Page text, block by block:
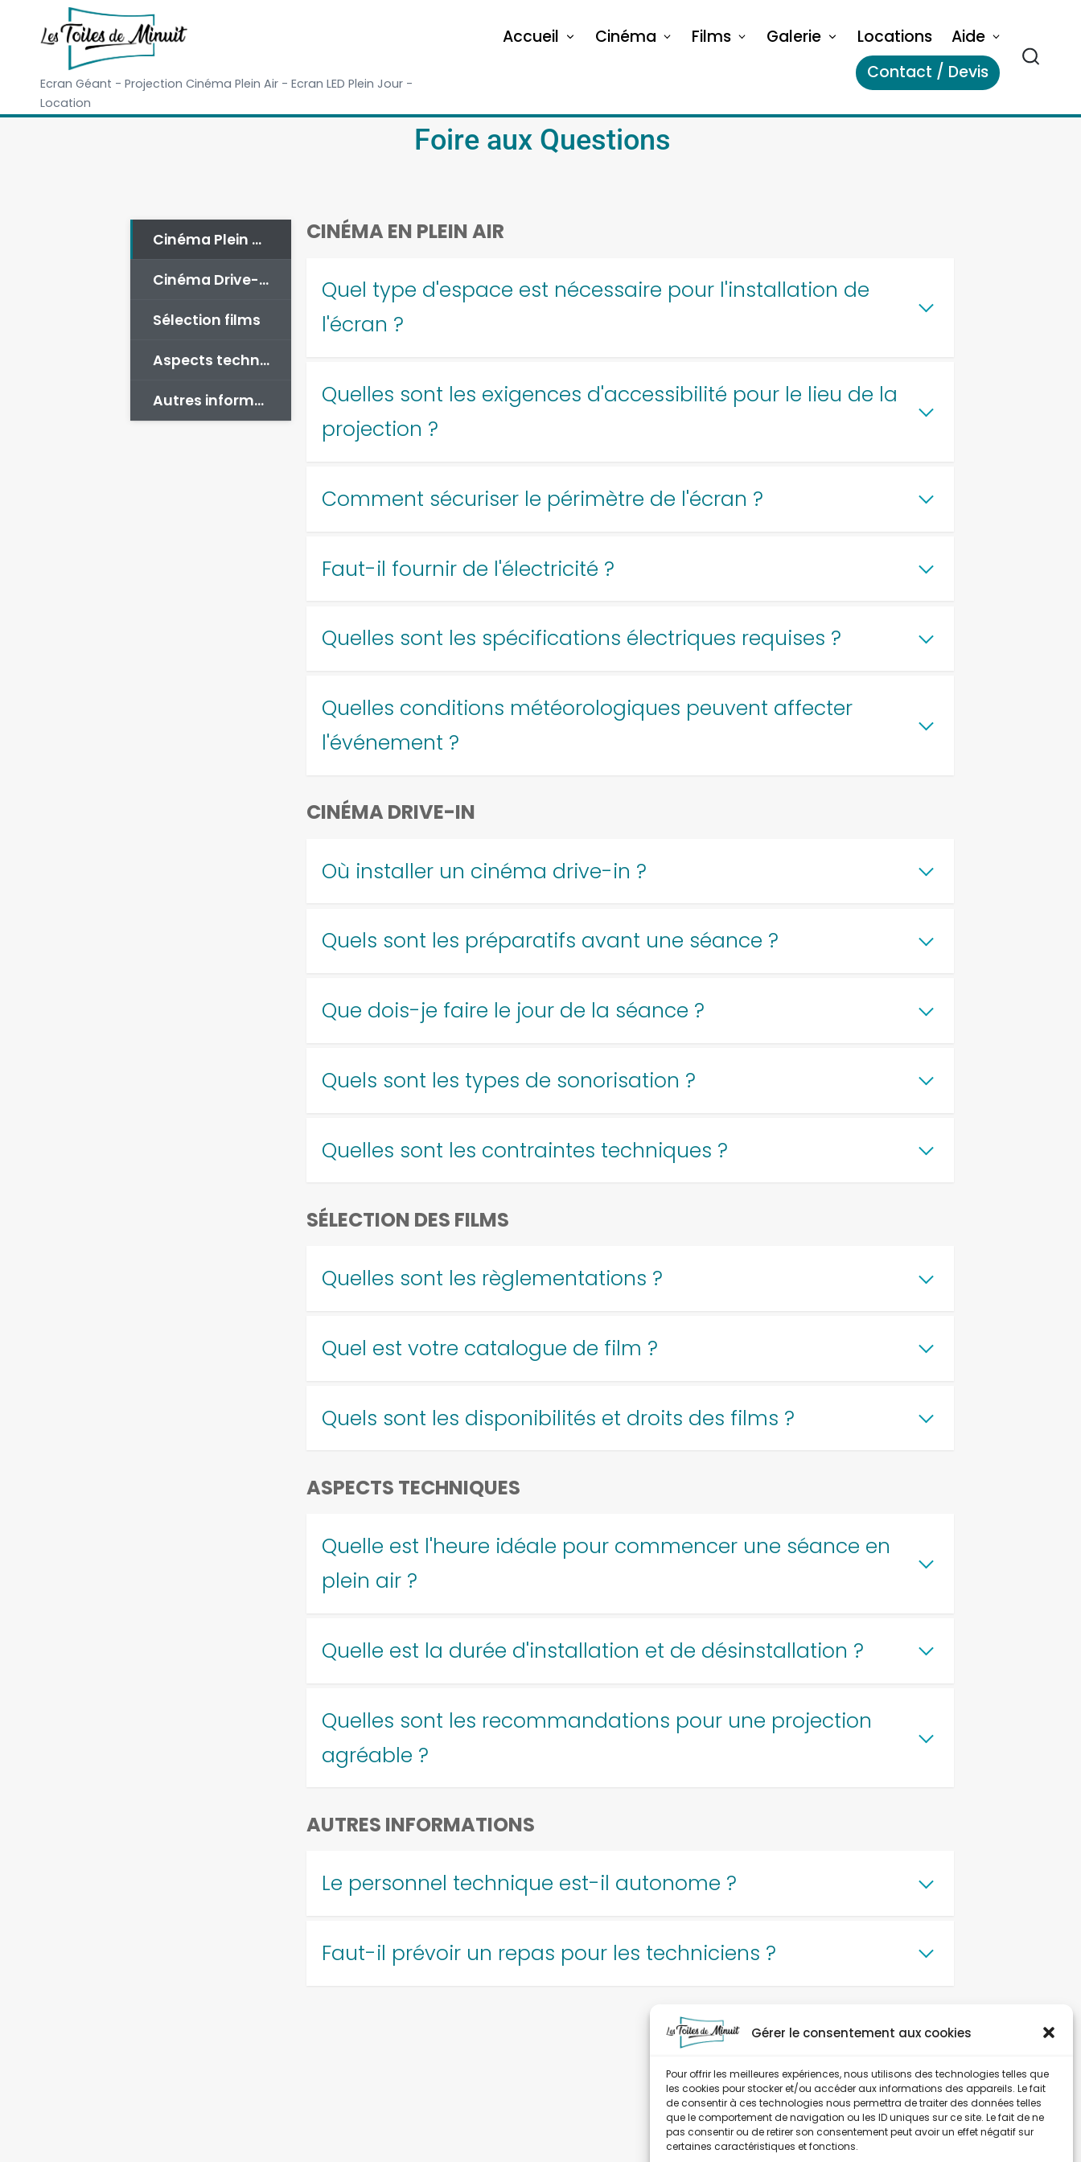
Gérer le consentement aux cookies
Pour offrir les meilleures expériences, nous utilisons des technologies telles que
les cookies pour stocker et/ou accéder aux informations des appareils. Le fait
de consentir à ces technologies nous permettra de traiter des données telles
que le comportement de navigation ou les ID uniques sur ce site. Le fait de ne
pas consentir ou de retirer son consentement peut avoir un effet négatif sur
certaines caractéristiques et fonctions.
Ecran Géant - Projection Cinéma Plein Air - Ecran LED Plein Jour -
Location
Accueil Cinéma Films Galerie Locations
Aide
Contact / Devis
Foire aux Questions
Cinéma Plein Air
Cinéma Drive-In
Sélection films
Aspects techniques
Autres informations
CINÉMA EN PLEIN AIR
Quel type d'espace est nécessaire pour l'installation de
l'écran ?
Quelles sont les exigences d'accessibilité pour le lieu de la
projection ?
Comment sécuriser le périmètre de l'écran ?
Faut-il fournir de l'électricité ?
Quelles sont les spécifications électriques requises ?
Quelles conditions météorologiques peuvent affecter
l'événement ?
CINÉMA DRIVE-IN
Où installer un cinéma drive-in ?
Quels sont les préparatifs avant une séance ?
Que dois-je faire le jour de la séance ?
Quels sont les types de sonorisation ?
Quelles sont les contraintes techniques ?
SÉLECTION DES FILMS
Quelles sont les règlementations ?
Quel est votre catalogue de film ?
Quels sont les disponibilités et droits des films ?
ASPECTS TECHNIQUES
Quelle est l'heure idéale pour commencer une séance en
plein air ?
Quelle est la durée d'installation et de désinstallation ?
Quelles sont les recommandations pour une projection
agréable ?
AUTRES INFORMATIONS
Le personnel technique est-il autonome ?
Faut-il prévoir un repas pour les techniciens ?